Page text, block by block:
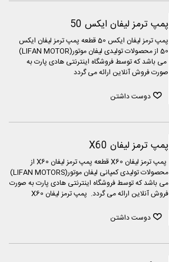
پمپ ترمز لیفان ایکس 50
پمپ ترمز لیفان ایکس 50 قطعه پمپ ترمز لیفان ایکس
50 از محصولات تولیدی لیفان موتور(LIFAN MOTOR)
می باشد که توسط فروشگاه اینترنتی هادی پارت به
صورت فروش آنلاین ارائه می گردد
دوست داشتن
پمپ ترمز لیفان X60
پمپ ترمز لیفان X60 قطعه پمپ ترمز لیفان X60 از
محصولات تولیدی کمپانی لیفان موتور(LIFAN MOTORS)
می باشد که توسط فروشگاه اینترنتی هادی پارت به صورت
فروش آنلاین ارائه می گردد. پمپ ترمز لیفان X60
دوست داشتن